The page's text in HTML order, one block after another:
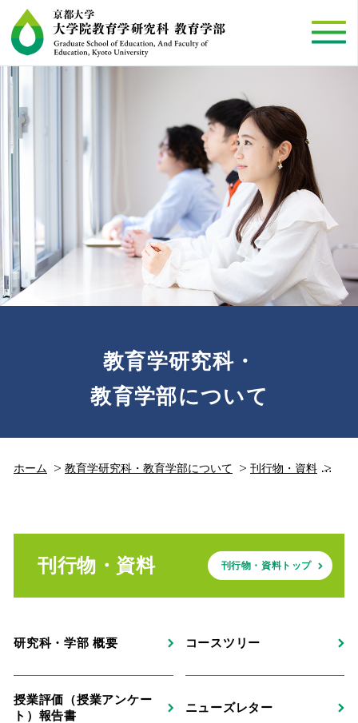
教育学研究科・
教育学部について
ホーム 教育学研究科・教育学部について 刊行物・資料
刊行物・資料 刊行物・資料トップ
研究科・学部 概要 コースツリー
授業評価（授業アンケー
ト）報告書
ニューズレター